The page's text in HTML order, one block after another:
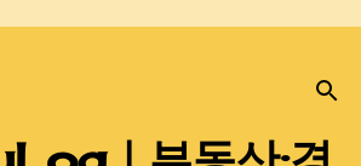
콘텐츠로 건너뛰기